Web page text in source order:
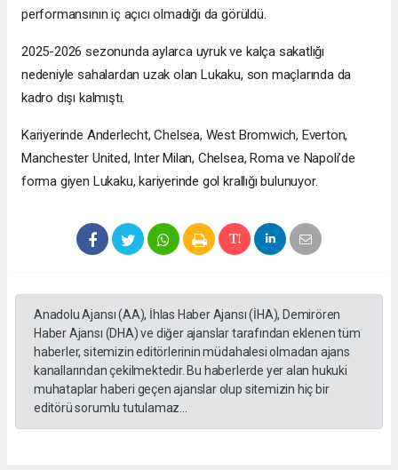
performansının iç açıcı olmadığı da görüldü.
2025-2026 sezonunda aylarca uyruk ve kalça sakatlığı
nedeniyle sahalardan uzak olan Lukaku, son maçlarında da
kadro dışı kalmıştı.
Kariyerinde Anderlecht, Chelsea, West Bromwich, Everton,
Manchester United, Inter Milan, Chelsea, Roma ve Napoli’de
forma giyen Lukaku, kariyerinde gol krallığı bulunuyor.
Anadolu Ajansı (AA), İhlas Haber Ajansı (İHA), Demirören
Haber Ajansı (DHA) ve diğer ajanslar tarafından eklenen tüm
haberler, sitemizin editörlerinin müdahalesi olmadan ajans
kanallarından çekilmektedir. Bu haberlerde yer alan hukuki
muhataplar haberi geçen ajanslar olup sitemizin hiç bir
editörü sorumlu tutulamaz...